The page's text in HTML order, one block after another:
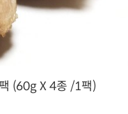
(60g X 4종 /1팩)